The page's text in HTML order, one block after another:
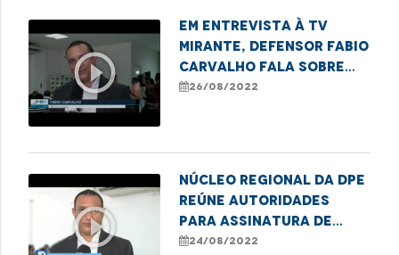
play_circle_outline
Em entrevista à TV
Mirante, Defensor Fabio
Carvalho fala sobre
termo de cooperação
26/08/2022
play_circle_outline
Núcleo Regional da DPE
reúne autoridades
para assinatura de
Termo de Cooperação
24/08/2022